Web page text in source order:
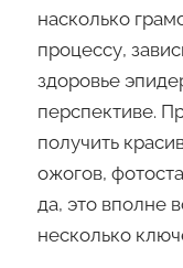
насколько
процессу,
здоровье
перспективе.
получить
ожогов,
да, это вполне
несколько